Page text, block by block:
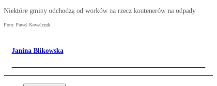
Niektóre gminy odchodzą od worków na rzecz kontenerów na odpady
Foto: Paweł Kowalczuk
Janina Blikowska